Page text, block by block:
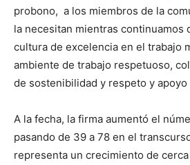
probono, a los miembros de la
la necesitan mientras continuamos
cultura de excelencia en el trabajo
ambiente de trabajo respetuoso,
de sostenibilidad y respeto y apoyo
A la fecha, la firma aumentó el
pasando de 39 a 78 en el
representa un crecimiento de